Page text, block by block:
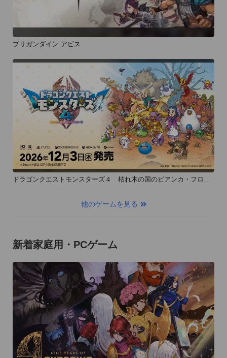
ブリガンダイン アビス
ドラゴンクエストモンスターズ４ 枯れ木の国のビアンカ・フロー
他のゲームを見る
新着家庭用・PCゲーム